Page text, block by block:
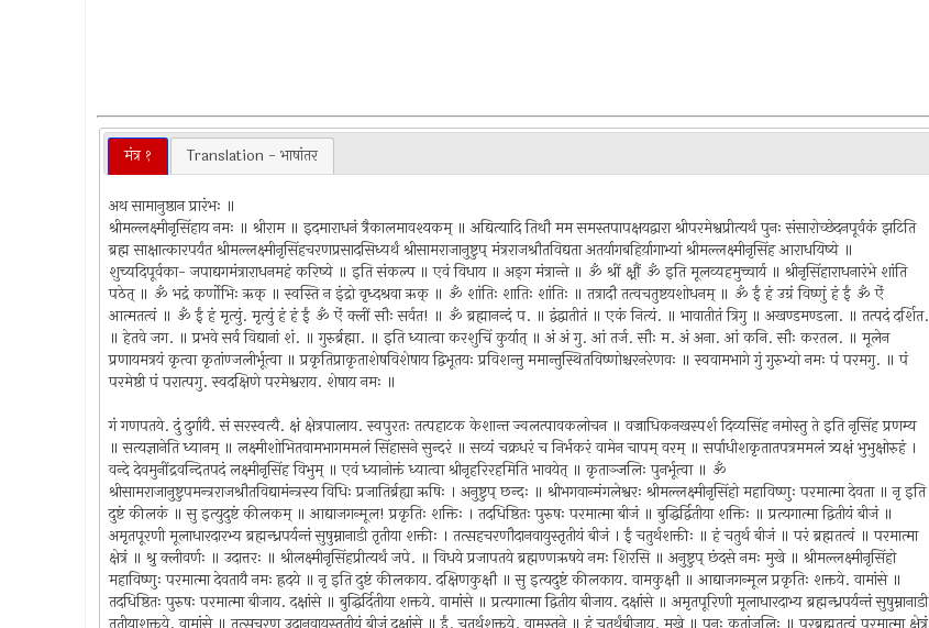
मंत्र १ Translation - भाषांतर
अथ सामानुष्ठान प्रारंभः ॥
श्रीमल्लक्ष्मीनृसिंहाय नमः ॥ श्रीराम ॥ इदमाराधनं त्रैकालमावश्यकम् ॥ अद्यित्यादि तिथौ मम समस्तपापक्षयद्वारा श्रीपरमेश्वप्रीत्यर्थं पुनः संसारोच्छेदनपूर्वकं झटिति
ब्रह्म साक्षात्कारपर्यंत श्रीमल्लक्ष्मीनृसिंहचरणप्रसादसिध्यर्थं श्रीसामराजानुष्टुप् मंत्रराजश्रौतविद्यता अतर्यागबहिर्य़ागाभ्यां श्रीमल्लक्ष्मीनृसिंह आराधयिष्ये ॥
शुच्यदिपूर्वका- जपाद्यगमंत्राराधनमहं करिष्ये ॥ इति संकल्प ॥ एवं विधाय ॥ अङ्‍ग मंत्रान्ते ॥ ॐ श्रीं क्ष्रौं ॐ इति मूलव्यहमुच्चार्य ॥ श्रीनृसिंहाराधनारंभे शांति
पठेत् ॥ ॐ भद्रं कर्णोभिः ऋक् ॥ स्वस्ति न इंद्रो वृध्दश्रवा ऋक् ॥ ॐ शांतिः शातिः शांतिः ॥ तत्रादौ तत्वचतुष्टयशोधनम् ॥ ॐ ईं हं उग्रं विष्णुं हं ईं ॐ ऐं
आत्मतत्वं ॥ ॐ ईं हं मृत्युं. मृत्युं हं हं ईं ॐ ऐं क्लीं सौः सर्वत! ॥ ॐ ब्रह्मानन्दं प. ॥ द्वंद्वातीतं ॥ एकं नित्यं. ॥ भावातीतं त्रिगु ॥ अखण्डमण्डला. ॥ तत्पदं दर्शित.
॥ हेतवे जग. ॥ प्रभवे सर्व विद्यानां शं. ॥ गुरुर्ब्रह्मा. ॥ इति ध्यात्वा करशुचिं कुर्यात् ॥ अं अं गु. आं तर्ज. सौः म. अं अना. आं कनि. सौः करतल. ॥ मूलेन
प्रणायमत्रयं कृत्वा कृतांण्जलीर्भूत्वा ॥ प्रकृतिप्राकृताशेषविशेषाय द्विभूतयः प्रविशन्तु ममान्तुस्थितविष्णोश्चरनरेणवः ॥ स्ववामभागे गुं गुरुभ्यो नमः पं परमगु. ॥ पं
परमेष्ठी पं परात्पगु. स्वदक्षिणे परमेश्वराय. शेषाय नमः ॥
गं गणपतये. दुं दुर्गायै. सं सरस्वत्यै. क्षं क्षेत्रपालाय. स्वपुरतः तत्पहाटक केशान्त ज्वलत्पावकलोचन ॥ वज्राधिकनखस्पर्श दिव्यसिंह नमोस्तु ते इति नृसिंह प्रणम्य
॥ सत्यज्ञानेति ध्यानम् ॥ लक्ष्मीशोभितवामभागममलं सिंहासने सुन्दरं ॥ सव्यं चक्रधरं च निर्भकरं वामेन चापम् वरम् ॥ सर्पाधीशकृतातपत्रममलं त्र्यक्षं भुभुक्षोरुहं ।
वन्दे देवमुनींद्रवन्दितपदं लक्ष्मीनृसिंह विभुम् ॥ एवं ध्यानोक्तं ध्यात्वा श्रीनृहरिरहमिति भावयेत् ॥ कृताञ्जलिः पुनर्भूत्वा ॥ ॐ
श्रीसामराजानुष्टुपमन्त्रराजश्रौतविद्यामंन्त्रस्य विधिः प्रजातिर्ब्रह्या ऋषिः । अनुष्टुप् छन्दः ॥ श्रीभगवान्मंगलेश्वरः श्रीमल्लक्ष्मीनृसिंहो महाविष्णुः परमात्मा देवता ॥ नृ इति
दुष्टं कीलकं ॥ सु इत्युदुष्टं कीलकम् ॥ आद्याजगन्मूल! प्रकृतिः शक्तिः । तदधिष्ठितः पुरुषः परमात्मा बीजं ॥ बुद्धिर्द्वितीया शक्तिः ॥ प्रत्यगात्मा द्वितीयं बीजं ॥
अमृतपूरणी मूलाधारदारभ्य ब्रह्मन्ध्रपर्यन्तं सुषुम्नानाडी तृतीया शक्तीः । तत्सहचरणौदानवायुस्तृतीयं बीजं । ईं चतुर्थशक्तीः ॥ हं चतुर्थ बीजं ॥ परं ब्रह्मतत्वं ॥ परमात्मा
क्षेत्रं ॥ श्रु क्लीवर्णः ॥ उदात्तरः ॥ श्रीलक्ष्मीनृसिंहप्रीत्यर्थं जपे. ॥ विधये प्रजापतये ब्रह्मण्णऋषये नमः शिरसि ॥ अनुष्टुप् छंदसे नमः मुखे ॥ श्रीमल्लक्ष्मीनृसिंहो
महाविष्णुः परमात्मा देवतायै नमः ह्रदये ॥ नृ इति दुष्टं कीलकाय. दक्षिणकुक्षौ ॥ सु इत्यदुष्टं कीलकाय. वामकुक्षौ ॥ आद्याजगन्मूल प्रकृतिः शक्तये. वामांसे ॥
तदधिष्ठितः पुरुषः परमात्मा बीजाय. दक्षांसे ॥ बुद्धिर्दितीया शक्तये. वामांसे ॥ प्रत्यगात्मा द्वितीय बीजाय. दक्षांसे ॥ अमृतपूरिणी मूलाधारदाभ्य ब्रह्मन्ध्रपर्यन्तं सुषुम्नानाडी